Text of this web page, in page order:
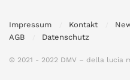
Impressum Kontakt
AGB
Datenschutz
© 2021 - 2022 DMV – della lucia